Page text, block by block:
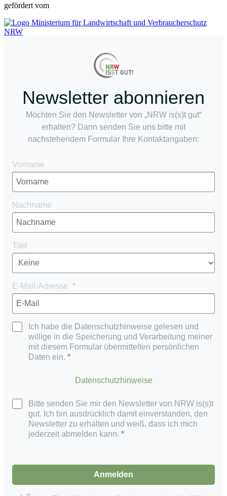
gefördert vom
Newsletter abonnieren
Möchten Sie den Newsletter von „NRW is(s)t gut“
erhalten? Dann senden Sie uns bitte mit
nachstehendem Formular Ihre Kontaktangaben:
Vorname
Nachname
Titel
E-Mail-Adresse
Ich habe die Datenschutzhinweise gelesen und
willige in die Speicherung und Verarbeitung meiner
mit diesem Formular übermittelten persönlichen
Daten ein.
Datenschutzhinweise
Bitte senden Sie mir den Newsletter von NRW is(s)t
gut. Ich bin ausdrücklich damit einverstanden, den
Newsletter zu erhalten und weiß, dass ich mich
jederzeit abmelden kann.
Anmelden